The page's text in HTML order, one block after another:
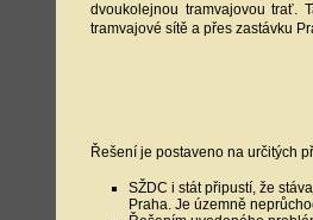
dvoukolejnou tramvajovou trať.
tramvajové sítě a přes zastávku
Řešení je postaveno na určitých
SŽDC i stát připustí, že
Praha. Je územně